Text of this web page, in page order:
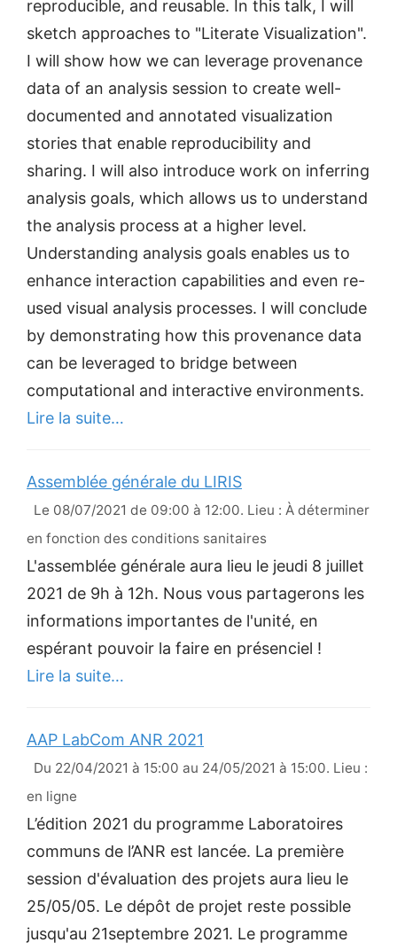
reproducible, and reusable. In this talk, I will
sketch approaches to "Literate Visualization".
I will show how we can leverage provenance
data of an analysis session to create well-
documented and annotated visualization
stories that enable reproducibility and
sharing. I will also introduce work on inferring
analysis goals, which allows us to understand
the analysis process at a higher level.
Understanding analysis goals enables us to
enhance interaction capabilities and even re-
used visual analysis processes. I will conclude
by demonstrating how this provenance data
can be leveraged to bridge between
computational and interactive environments.
Lire la suite…
Assemblée générale du LIRIS
Le 08/07/2021 de 09:00 à 12:00. Lieu : À déterminer
en fonction des conditions sanitaires
L'assemblée générale aura lieu le jeudi 8 juillet
2021 de 9h à 12h. Nous vous partagerons les
informations importantes de l'unité, en
espérant pouvoir la faire en présenciel !
Lire la suite…
AAP LabCom ANR 2021
Du 22/04/2021 à 15:00 au 24/05/2021 à 15:00. Lieu :
en ligne
L’édition 2021 du programme Laboratoires
communs de l’ANR est lancée. La première
session d'évaluation des projets aura lieu le
25/05/05. Le dépôt de projet reste possible
jusqu'au 21septembre 2021. Le programme